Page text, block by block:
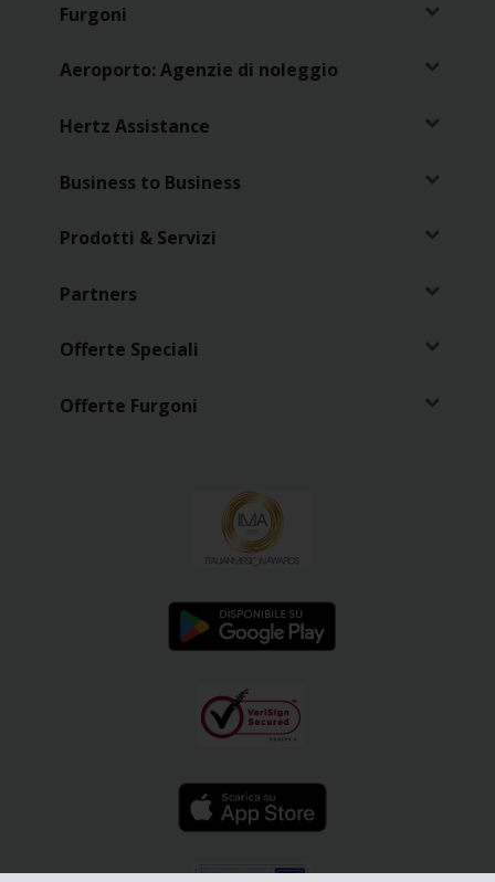
Furgoni
Aeroporto: Agenzie di noleggio
Hertz Assistance
Business to Business
Prodotti & Servizi
Partners
Offerte Speciali
Offerte Furgoni